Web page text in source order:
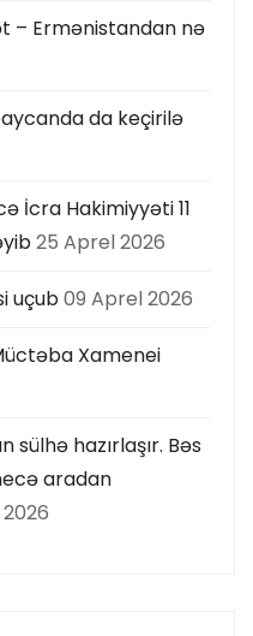
– Ermənistandan nə
da keçirilə
İcra Hakimiyyəti 11
25 Aprel 2026
uçub09 Aprel 2026
Xamenei
hazırlaşır. Bəs
aradan